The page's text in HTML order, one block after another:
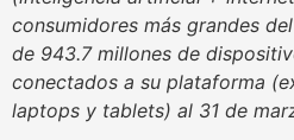
consumidores más grandes
de 943.7 millones de
conectados a su plataforma
laptops y tablets) al 31 de